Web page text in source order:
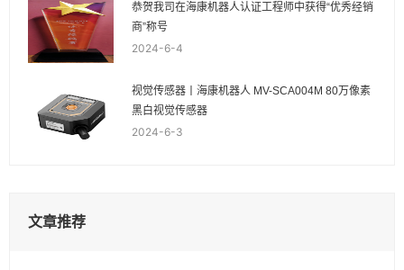
恭贺我司在海康机器人认证工程师中获得“优秀经销
商”称号
2024-6-4
视觉传感器丨海康机器人 MV-SCA004M 80万像素
黑白视觉传感器
2024-6-3
文章推荐